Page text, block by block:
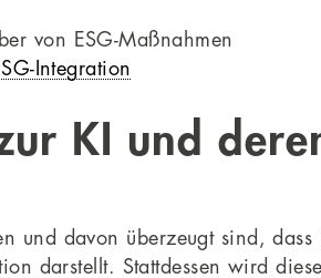
von ESG-Maßnahmen
Integration
KI und
und davon überzeugt sind,
darstellt. Stattdessen wird